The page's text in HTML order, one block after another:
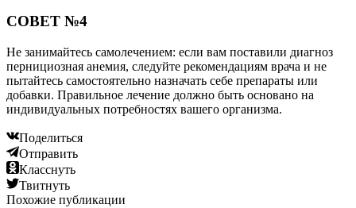
СОВЕТ №4
Не занимайтесь самолечением: если вам поставили диагноз
пернициозная анемия, следуйте рекомендациям врача и не
пытайтесь самостоятельно назначать себе препараты или
добавки. Правильное лечение должно быть основано на
индивидуальных потребностях вашего организма.
Поделиться
Отправить
Класснуть
Твитнуть
Похожие публикации